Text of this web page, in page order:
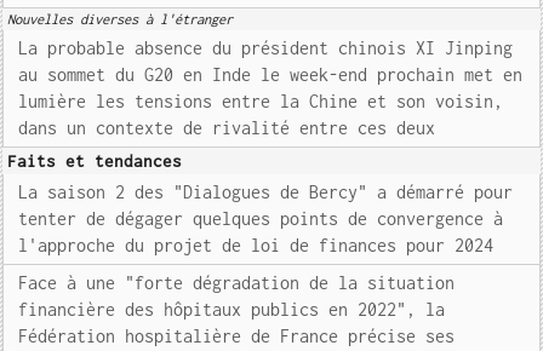
Nouvelles diverses à l'étranger
La probable absence du président chinois XI Jinping
au sommet du G20 en Inde le week-end prochain met en
lumière les tensions entre la Chine et son voisin,
dans un contexte de rivalité entre ces deux
Faits et tendances
La saison 2 des "Dialogues de Bercy" a démarré pour
tenter de dégager quelques points de convergence à
l'approche du projet de loi de finances pour 2024
Face à une "forte dégradation de la situation
financière des hôpitaux publics en 2022", la
Fédération hospitalière de France précise ses